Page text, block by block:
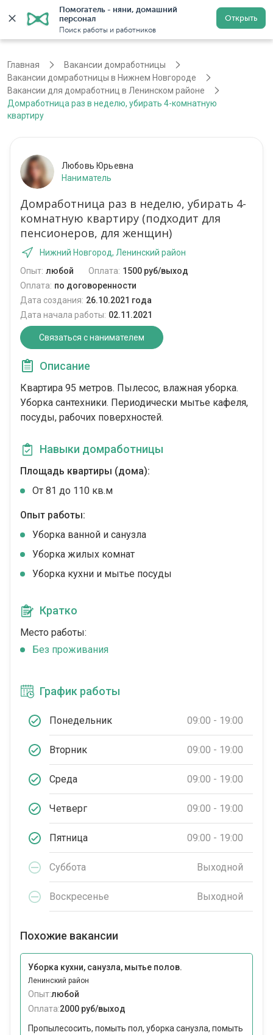
Помогатель - няни, домашний
персонал
Поиск работы и работников
Открыть
Нижний Новгород Регистрация
Главная
Вакансии домработницы
Вакансии домработницы в Нижнем Новгороде
Вакансии для домработниц в Ленинском районе
Домработница раз в неделю, убирать 4-комнатную
квартиру
Любовь Юрьевна
Наниматель
Домработница раз в неделю, убирать 4-
комнатную квартиру (подходит для
пенсионеров, для женщин)
Нижний Новгород, Ленинский район
Опыт: любой Оплата: 1500 руб/выход
Оплата: по договоренности
Дата создания: 26.10.2021 года
Дата начала работы: 02.11.2021
Связаться с нанимателем
Описание
Квартира 95 метров. Пылесос, влажная уборка.
Уборка сантехники. Периодически мытье кафеля,
посуды, рабочих поверхностей.
Навыки домработницы
Площадь квартиры (дома):
От 81 до 110 кв.м
Опыт работы:
Уборка ванной и санузла
Уборка жилых комнат
Уборка кухни и мытье посуды
Кратко
Место работы:
Без проживания
График работы
Понедельник 09:00 - 19:00
Вторник 09:00 - 19:00
Среда 09:00 - 19:00
Четверг 09:00 - 19:00
Пятница 09:00 - 19:00
Суббота Выходной
Воскресенье Выходной
Похожие вакансии
Уборка кухни, санузла, мытье полов.
Ленинский район
Опыт:любой
Оплата:2000 руб/выход
Пропылесосить, помыть пол, уборка санузла, помыть